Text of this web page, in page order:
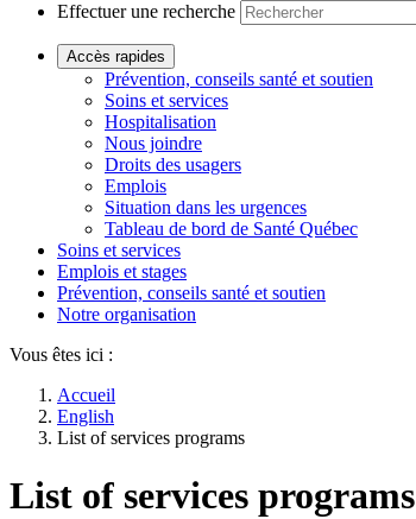
Effectuer une recherche
Accès rapides
Prévention, conseils santé et soutien
Soins et services
Hospitalisation
Nous joindre
Droits des usagers
Emplois
Situation dans les urgences
Tableau de bord de Santé Québec
Soins et services
Emplois et stages
Prévention, conseils santé et soutien
Notre organisation
Vous êtes ici :
Accueil
English
List of services programs
List of services programs